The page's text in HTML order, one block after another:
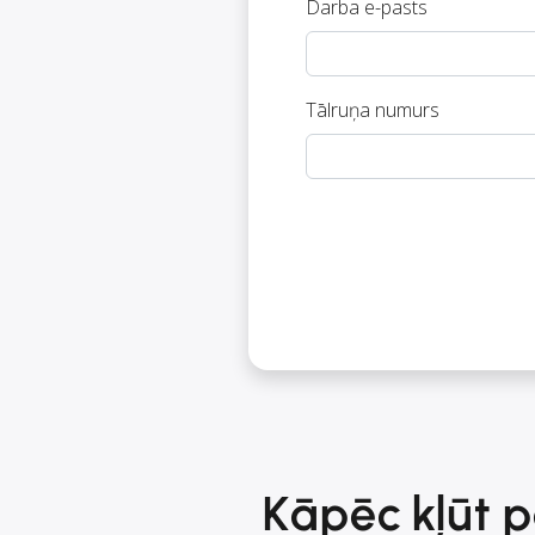
Darba e-pasts
Tālruņa numurs
Kāpēc kļūt